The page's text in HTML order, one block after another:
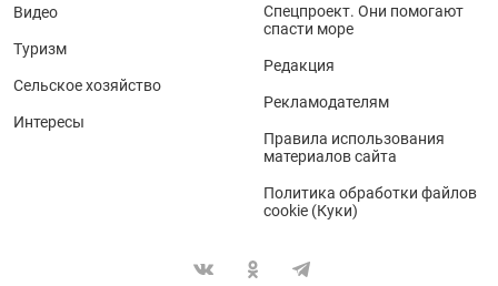
Видео
Туризм
Сельское хозяйство
Интересы
Спецпроект. Они помогают
спасти море
Редакция
Рекламодателям
Правила использования
материалов сайта
Политика обработки файлов
cookie (Куки)